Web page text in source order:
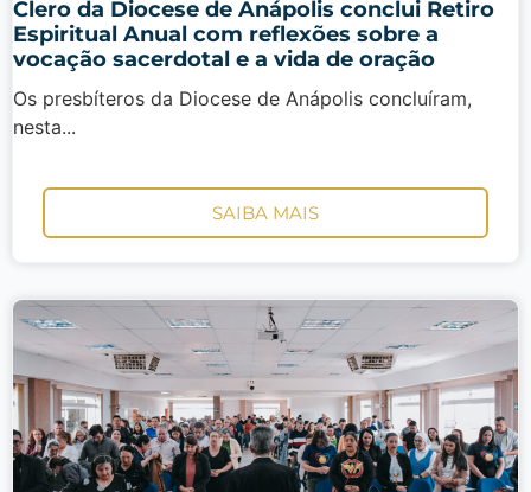
Clero da Diocese de Anápolis conclui Retiro
Espiritual Anual com reflexões sobre a
vocação sacerdotal e a vida de oração
Os presbíteros da Diocese de Anápolis concluíram,
nesta...
SAIBA MAIS